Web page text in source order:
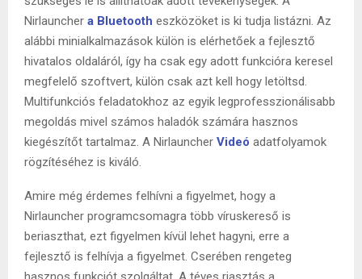
Nirlauncher a Bluetooth eszközöket is ki tudja listázni. Az
alábbi minialkalmazások külön is elérhetőek a fejlesztő
hivatalos oldaláról, így ha csak egy adott funkcióra keresel
megfelelő szoftvert, külön csak azt kell hogy letöltsd.
Multifunkciós feladatokhoz az egyik legprofesszionálisabb
megoldás mivel számos haladók számára hasznos
kiegészítőt tartalmaz. A Nirlauncher Videó adatfolyamok
rögzítéséhez is kiváló.
Amire még érdemes felhívni a figyelmet, hogy a
Nirlauncher programcsomagra több víruskereső is
beriaszthat, ezt figyelmen kívül lehet hagyni, erre a
fejlesztő is felhívja a figyelmet. Cserében rengeteg